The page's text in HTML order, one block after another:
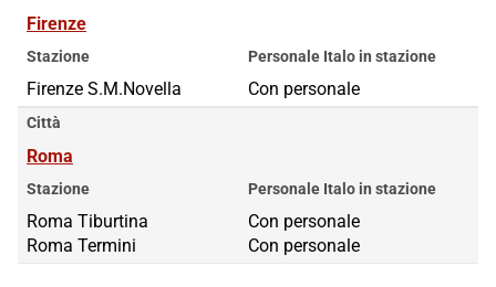
Firenze
Stazione
Firenze S.M.Novella
Personale Italo in stazione
Con personale
Città
Roma
Stazione
Roma Tiburtina
Roma Termini
Personale Italo in stazione
Roma Tiburtina
Con personale
Roma Termini
Con personale